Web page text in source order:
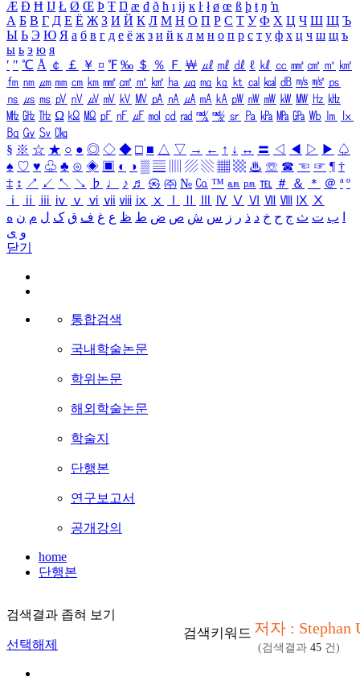
Æ Ð Ħ Ĳ Ł Ø Œ Þ Ŧ Ŋ æ đ ð ħ ı ĳ ĸ ŀ ł ø œ ß þ ŧ ŋ ŉ
А Б В Г Д Е Ё Ж З И Й К Л М Н О П Р С Т У Ф Х Ц Ч Ш Щ Ъ
Ы Ь Э Ю Я а б в г д е ё ж з и й к л м н о п р с т у ф х ц ч ш щ ъ
ы ь э ю я
′ ″ ℃ Å ￠ ￡ ￥ ¤ ℉ ‰ ＄ ％ Ｆ ￦ ㎕ ㎖ ㎗ ℓ ㎘ ㏄ ㎣ ㎤ ㎥ ㎦
㎙ ㎚ ㎛ ㎜ ㎝ ㎞ ㎟ ㎠ ㎡ ㎢ ㏊ ㎍ ㎎ ㎏ ㏏ ㎈ ㎉ ㏈ ㎧ ㎨ ㎰
㎱ ㎲ ㎳ ㎴ ㎵ ㎶ ㎷ ㎸ ㎹ ㎀ ㎁ ㎂ ㎃ ㎄ ㎺ ㎻ ㎽ ㎾ ㎿ ㎐ ㎑
㎒ ㎓ ㎔ Ω ㏀ ㏁ ㎊ ㎋ ㎌ ㏖ ㏅ ㎭ ㎮ ㎯ ㏛ ㎩ ㎪ ㎫ ㎬ ㏝ ㏐
㏓
㏃ ㏉ ㏜ ㏆
§ ※ ☆ ★ ○ ● ◎ ◇ ◆ □ ■ △ ▽ → ← ↑ ↓ ↔ 〓 ◁ ◀ ▷ ▶ ♤
♠ ♡ ♥ ♧ ♣ ⊙ ◈ ▣ ◐ ◑ ▒ ▤ ▨ ▧ ▦ ▩ ♨ ☏ ☎ ☜ ☞ ¶ †
‡ ↕ ↗ ↙ ↖ ↘ ♭ ♩ ♪ ♬ ㉿ ㈜ № ㏇ ™ ㏂ ㏘ ℡ ＃ ＆ ＊ ＠ ª º
ⅰ
ⅱ ⅲ ⅳ ⅴ ⅵ ⅶ ⅷ ⅸ ⅹ Ⅳ Ⅴ Ⅵ Ⅶ Ⅷ Ⅸ Ⅹ
ب ت ث ج ح خ د ذ ر ز س ش ص ض ط ظ ع غ ف ق ک ل م ن ه
و ی
닫기
통합검색
국내학술논문
학위논문
해외학술논문
학술지
단행본
연구보고서
공개강의
home
단행본
검색결과 좁혀 보기
선택해제
검색키워드 저자 : Stephan
(검색결과 45 건)